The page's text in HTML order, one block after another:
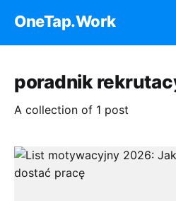
OneTap.Work
poradnik
A collection of 1 post